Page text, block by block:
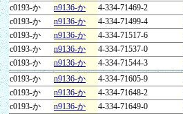
c0193-か
n9136-か 4-334-71469-2
c0193-か
n9136-か 4-334-71499-4
c0193-か
n9136-か 4-334-71517-6
c0193-か
n9136-か 4-334-71537-0
c0193-か
n9136-か 4-334-71544-3
c0193-か
n9136-か 4-334-71605-9
c0193-か
n9136-か 4-334-71648-2
c0193-か
n9136-か 4-334-71649-0